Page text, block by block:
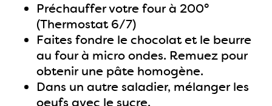
Préchauffer votre four à 200°
(Thermostat 6/7)
Faites fondre le chocolat et le beurre
au four à micro ondes. Remuez pour
obtenir une pâte homogène.
Dans un autre saladier, mélanger les
oeufs avec le sucre.